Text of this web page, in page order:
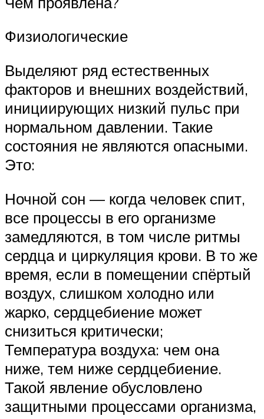
Физиологические
Выделяют ряд естественных
факторов и внешних воздействий,
инициирующих низкий пульс при
нормальном давлении. Такие
состояния не являются опасными.
Это:
Ночной сон — когда человек спит,
все процессы в его организме
замедляются, в том числе ритмы
сердца и циркуляция крови. В то же
время, если в помещении спёртый
воздух, слишком холодно или
жарко, сердцебиение может
снизиться критически;
Температура воздуха: чем она
ниже, тем ниже сердцебиение.
Такой явление обусловлено
защитными процессами организма,